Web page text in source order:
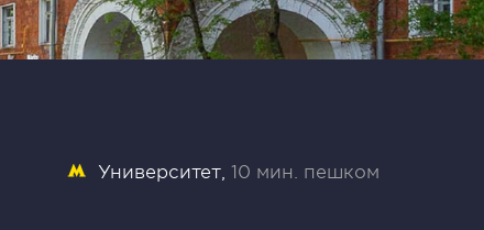
Университет 10 мин. пешком